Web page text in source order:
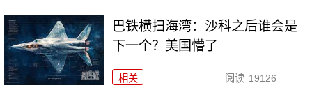
巴铁横扫海湾：沙科之后谁会是
下一个？美国懵了
相关 阅读 19126